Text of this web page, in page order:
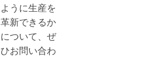
ように生産を
革新できるか
について、ぜ
ひお問い合わ